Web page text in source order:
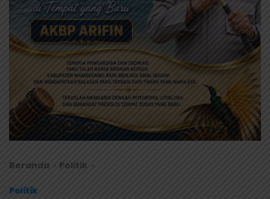
Beranda Politik
Politik